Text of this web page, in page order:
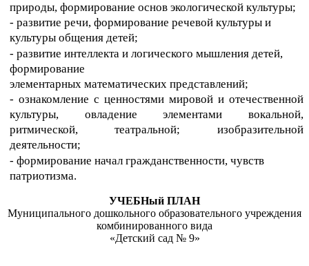
природы, формирование основ экологической культуры;
- развитие речи, формирование речевой культуры и
культуры общения детей;
- развитие интеллекта и логического мышления детей,
формирование
элементарных математических представлений;
- ознакомление с ценностями мировой и отечественной
культуры, овладение элементами вокальной,
ритмической, театральной; изобразительной
деятельности;
- формирование начал гражданственности, чувств
патриотизма.
УЧЕБНый ПЛАН
Муниципального дошкольного образовательного учреждения
комбинированного вида
«Детский сад № 9»